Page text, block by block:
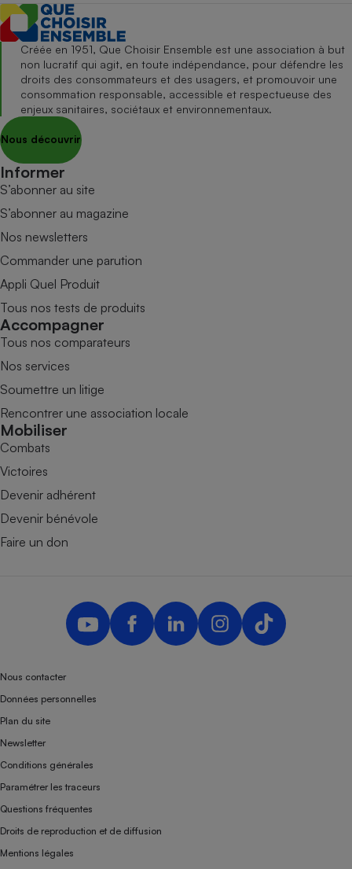
Créée en 1951, Que Choisir Ensemble est une association à but
non lucratif qui agit, en toute indépendance, pour défendre les
droits des consommateurs et des usagers, et promouvoir une
consommation responsable, accessible et respectueuse des
enjeux sanitaires, sociétaux et environnementaux.
Nous découvrir
Informer
S’abonner au site
S’abonner au magazine
Nos newsletters
Commander une parution
Appli Quel Produit
Tous nos tests de produits
Accompagner
Tous nos comparateurs
Nos services
Soumettre un litige
Rencontrer une association locale
Mobiliser
Combats
Victoires
Devenir adhérent
Devenir bénévole
Faire un don
Nous contacter
Données personnelles
Plan du site
Newsletter
Conditions générales
Paramétrer les traceurs
Questions fréquentes
Droits de reproduction et de diffusion
Mentions légales